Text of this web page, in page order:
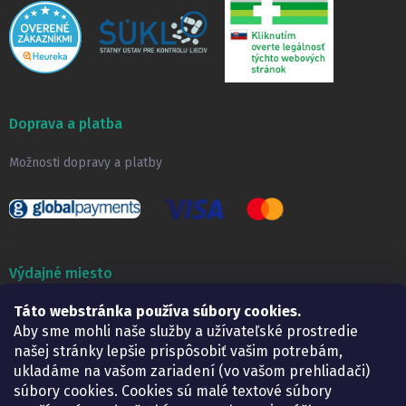
Táto webstránka používa súbory cookies.
Aby sme mohli naše služby a užívateľské prostredie
našej stránky lepšie prispôsobiť vašim potrebám,
ukladáme na vašom zariadení (vo vašom prehliadači)
súbory cookies. Cookies sú malé textové súbory
Doprava a platba
Možnosti dopravy a platby
Výdajné miesto
Lekáreň ADONAI
Košice – Smetanova 2
Pondelok:
07.30 – 15.30 h.
Utorok:
07.30 – 16.00 h.
Streda:
07.30 – 16.00 h.
Štvrtok:
07.30 – 15.30 h.